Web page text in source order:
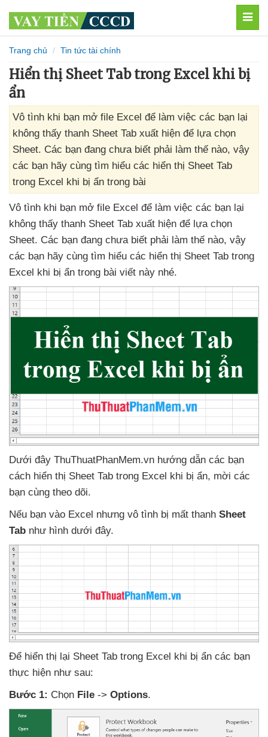
Trang chủ Tin tức tài chính
Hiển thị Sheet Tab trong Excel khi bị
ẩn
Vô tình khi bạn mở file Excel để làm việc các bạn lại
không thấy thanh Sheet Tab xuất hiện để lựa chọn
Sheet. Các bạn đang chưa biết phải làm thế nào, vậy
các bạn hãy cùng tìm hiểu các hiển thị Sheet Tab
trong Excel khi bị ẩn trong bài
Vô tình khi bạn mở file Excel để làm việc các bạn lại
không thấy thanh Sheet Tab xuất hiện để lựa chọn
Sheet. Các bạn đang chưa biết phải làm thế nào, vậy
các bạn hãy cùng tìm hiểu các hiển thị Sheet Tab trong
Excel khi bị ẩn trong bài viết này nhé.
Dưới đây ThuThuatPhanMem.vn hướng dẫn các bạn
cách hiển thị Sheet Tab trong Excel khi bị ẩn, mời các
bạn cùng theo dõi.
Nếu bạn vào Excel nhưng vô tình bị mất thanh Sheet
Tab như hình dưới đây.
Để hiển thị lại Sheet Tab trong Excel khi bị ẩn các bạn
thực hiện như sau:
Bước 1: Chọn File -> Options.